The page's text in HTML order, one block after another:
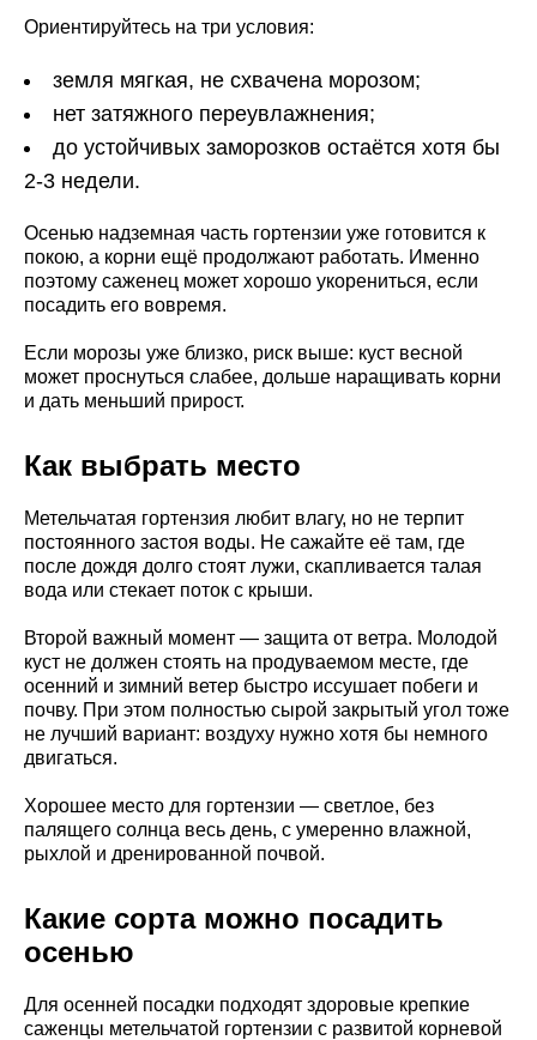
Ориентируйтесь на три условия:
земля мягкая, не схвачена морозом;
нет затяжного переувлажнения;
до устойчивых заморозков остаётся хотя бы
2-3 недели.
Осенью надземная часть гортензии уже готовится к
покою, а корни ещё продолжают работать. Именно
поэтому саженец может хорошо укорениться, если
посадить его вовремя.
Если морозы уже близко, риск выше: куст весной
может проснуться слабее, дольше наращивать корни
и дать меньший прирост.
Как выбрать место
Метельчатая гортензия любит влагу, но не терпит
постоянного застоя воды. Не сажайте её там, где
после дождя долго стоят лужи, скапливается талая
вода или стекает поток с крыши.
Второй важный момент — защита от ветра. Молодой
куст не должен стоять на продуваемом месте, где
осенний и зимний ветер быстро иссушает побеги и
почву. При этом полностью сырой закрытый угол тоже
не лучший вариант: воздуху нужно хотя бы немного
двигаться.
Хорошее место для гортензии — светлое, без
палящего солнца весь день, с умеренно влажной,
рыхлой и дренированной почвой.
Какие сорта можно посадить
осенью
Для осенней посадки подходят здоровые крепкие
саженцы метельчатой гортензии с развитой корневой